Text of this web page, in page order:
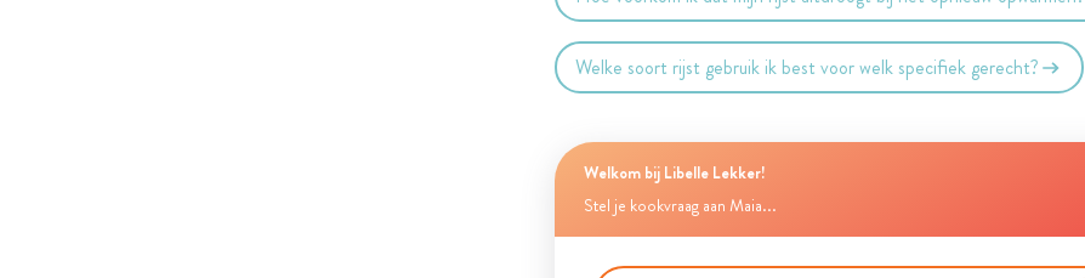
Welke soort rijst gebruik ik best voor welk specifiek gerecht?
Welkom bij Libelle Lekker!
Stel je kookvraag aan Maia...